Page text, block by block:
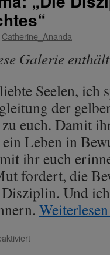
Thema:
„Entfaltung
der
Hingabe
Herzen.“
Catherine_Ananda
Galerie
Seelen, ich
der
euch. Damit
Leben in
ihr euch
fordert, die
Und
für